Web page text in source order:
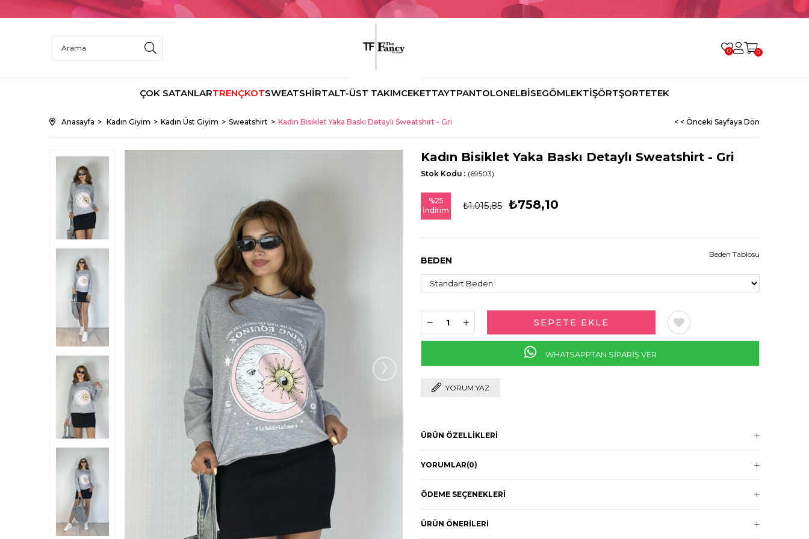
0 0
ÇOK SATANLARTRENÇKOTSWEATSHİRTALT-ÜST TAKIMCEKETTAYTPANTOLONELBİSEGÖMLEKTİŞÖRTŞORTETEK
Anasayfa Kadın Giyim Kadın Üst Giyim Sweatshirt Kadın Bisiklet Yaka Baskı Detaylı Sweatshirt - Gri < < Önceki Sayfaya Dön
›
Kadın Bisiklet Yaka Baskı Detaylı Sweatshirt - Gri
(69503)
Stok Kodu
%25
İndirim
₺1.015,85 ₺758,10
BEDEN
Beden Tablosu
WHATSAPPTAN SİPARİŞ VER
YORUM YAZ
ÜRÜN ÖZELLIKLERI
YORUMLAR(0)
ÖDEME SEÇENEKLERI
ÜRÜN ÖNERILERI